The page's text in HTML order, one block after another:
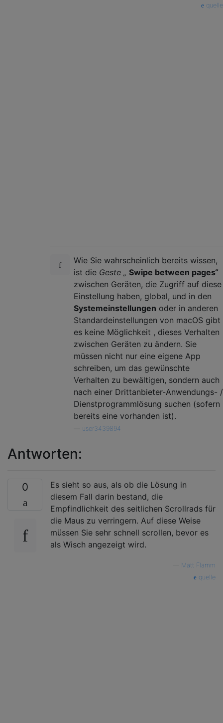
quelle
Wie Sie wahrscheinlich bereits wissen,
ist die Geste „ Swipe between pages“
zwischen Geräten, die Zugriff auf diese
Einstellung haben, global, und in den
Systemeinstellungen oder in anderen
Standardeinstellungen von macOS gibt
es keine Möglichkeit , dieses Verhalten
zwischen Geräten zu ändern. Sie
müssen nicht nur eine eigene App
schreiben, um das gewünschte
Verhalten zu bewältigen, sondern auch
nach einer Drittanbieter-Anwendungs- /
Dienstprogrammlösung suchen (sofern
bereits eine vorhanden ist).
user3439894
Antworten:
0
Es sieht so aus, als ob die Lösung in
diesem Fall darin bestand, die
Empfindlichkeit des seitlichen Scrollrads für
die Maus zu verringern. Auf diese Weise
müssen Sie sehr schnell scrollen, bevor es
als Wisch angezeigt wird.
Matt Flamm
quelle